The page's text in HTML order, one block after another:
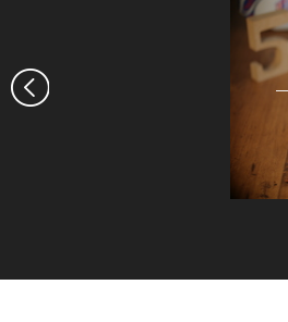
ラ)恵比寿店